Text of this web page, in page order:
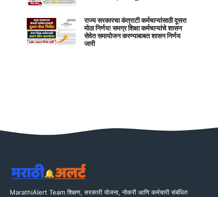
राज्य सरकारचा कंत्राटी कर्मचाऱ्यांसाठी दूसरा
मोठा निर्णय! समग्र शिक्षा कर्मचाऱ्यांचे शासन
सेवेत समायोजन करण्याबाबत शासन निर्णय
जारी
MarathiAlert Team शिक्षण, सरकारी योजना, नोकरी आणि कर्मचारी संबंधित